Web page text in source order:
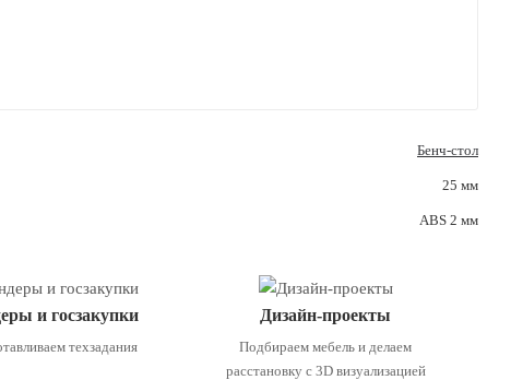
Бенч-стол
25 мм
ABS 2 мм
и госзакупки
техзадания
Дизайн-проекты
Подбираем мебель и делаем
расстановку с 3D визуализацией